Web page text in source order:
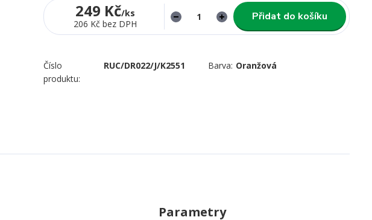
249 Kč/ks
206 Kč bez DPH
Přidat do košíku
Číslo
produktu:
RUC/DR022/J/K2551 Barva: Oranžová
Parametry